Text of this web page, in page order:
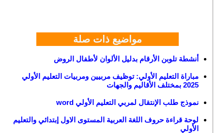
مواضيع ذات صلة
أنشطة تلوبن الأرقام بدليل الألوان لأطفال الروض
مباراة التعليم الأولي: توظيف مربيين ومربيات التعليم الأولي
2025 بمختلف الأقاليم والجهات
نموذج طلب الإنتقال لمربي التعليم الأولي word
لوحة قراءة حروف اللغة العربية المستوى الاول إبتدائي والتعليم
الأولي